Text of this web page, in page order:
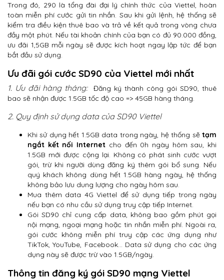
Trong đó, 290 là tổng đài đại lý chính thức của Viettel, hoàn
toàn miễn phí cước gửi tin nhắn. Sau khi gửi lệnh, hệ thống sẽ
kiểm tra điều kiện thuê bao và trả về kết quả trong vòng chưa
đầy một phút. Nếu tài khoản chính của bạn có đủ 90.000 đồng,
ưu đãi 1,5GB mỗi ngày sẽ được kích hoạt ngay lập tức để bạn
bắt đầu sử dụng.
Ưu đãi gói cước SD90 của Viettel mới nhất
1. Ưu đãi hàng tháng:Đăng ký thành công gói SD90, thuê
bao sẽ nhận được 1.5GB tốc độ cao => 45GB hàng tháng.
2. Quy định sử dụng data của SD90 Viettel
Khi sử dụng hết 1.5GB data trong ngày, hệ thống sẽ tạm
ngắt kết nối Internet cho đến 0h ngày hôm sau, khi
1.5GB mới được cộng lại. Không có phát sinh cước vượt
gói, trừ khi người dùng đăng ký thêm gói bổ sung. Nếu
quý khách không dùng hết 1.5GB hàng ngày, hệ thống
không bảo lưu dung lượng cho ngày hôm sau.
Mua thêm data 4G Viettel để sử dụng tiếp trong ngày
nếu bạn có nhu cầu sử dụng truy cập tiếp Internet.
Gói SD90 chỉ cung cấp data, không bao gồm phút gọi
nội mạng, ngoại mạng hoặc tin nhắn miễn phí. Ngoài ra,
gói cước không miễn phí truy cập các ứng dụng như
TikTok, YouTube, Facebook… Data sử dụng cho các ứng
dụng này sẽ được trừ vào 1.5GB/ngày.
Thông tin đăng ký gói SD90 mạng Viettel